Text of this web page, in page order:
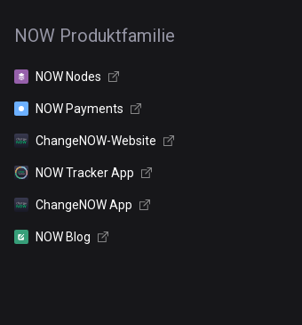
NOW Produktfamilie
NOW Nodes
NOW Payments
ChangeNOW-Website
NOW Tracker App
ChangeNOW App
NOW Blog